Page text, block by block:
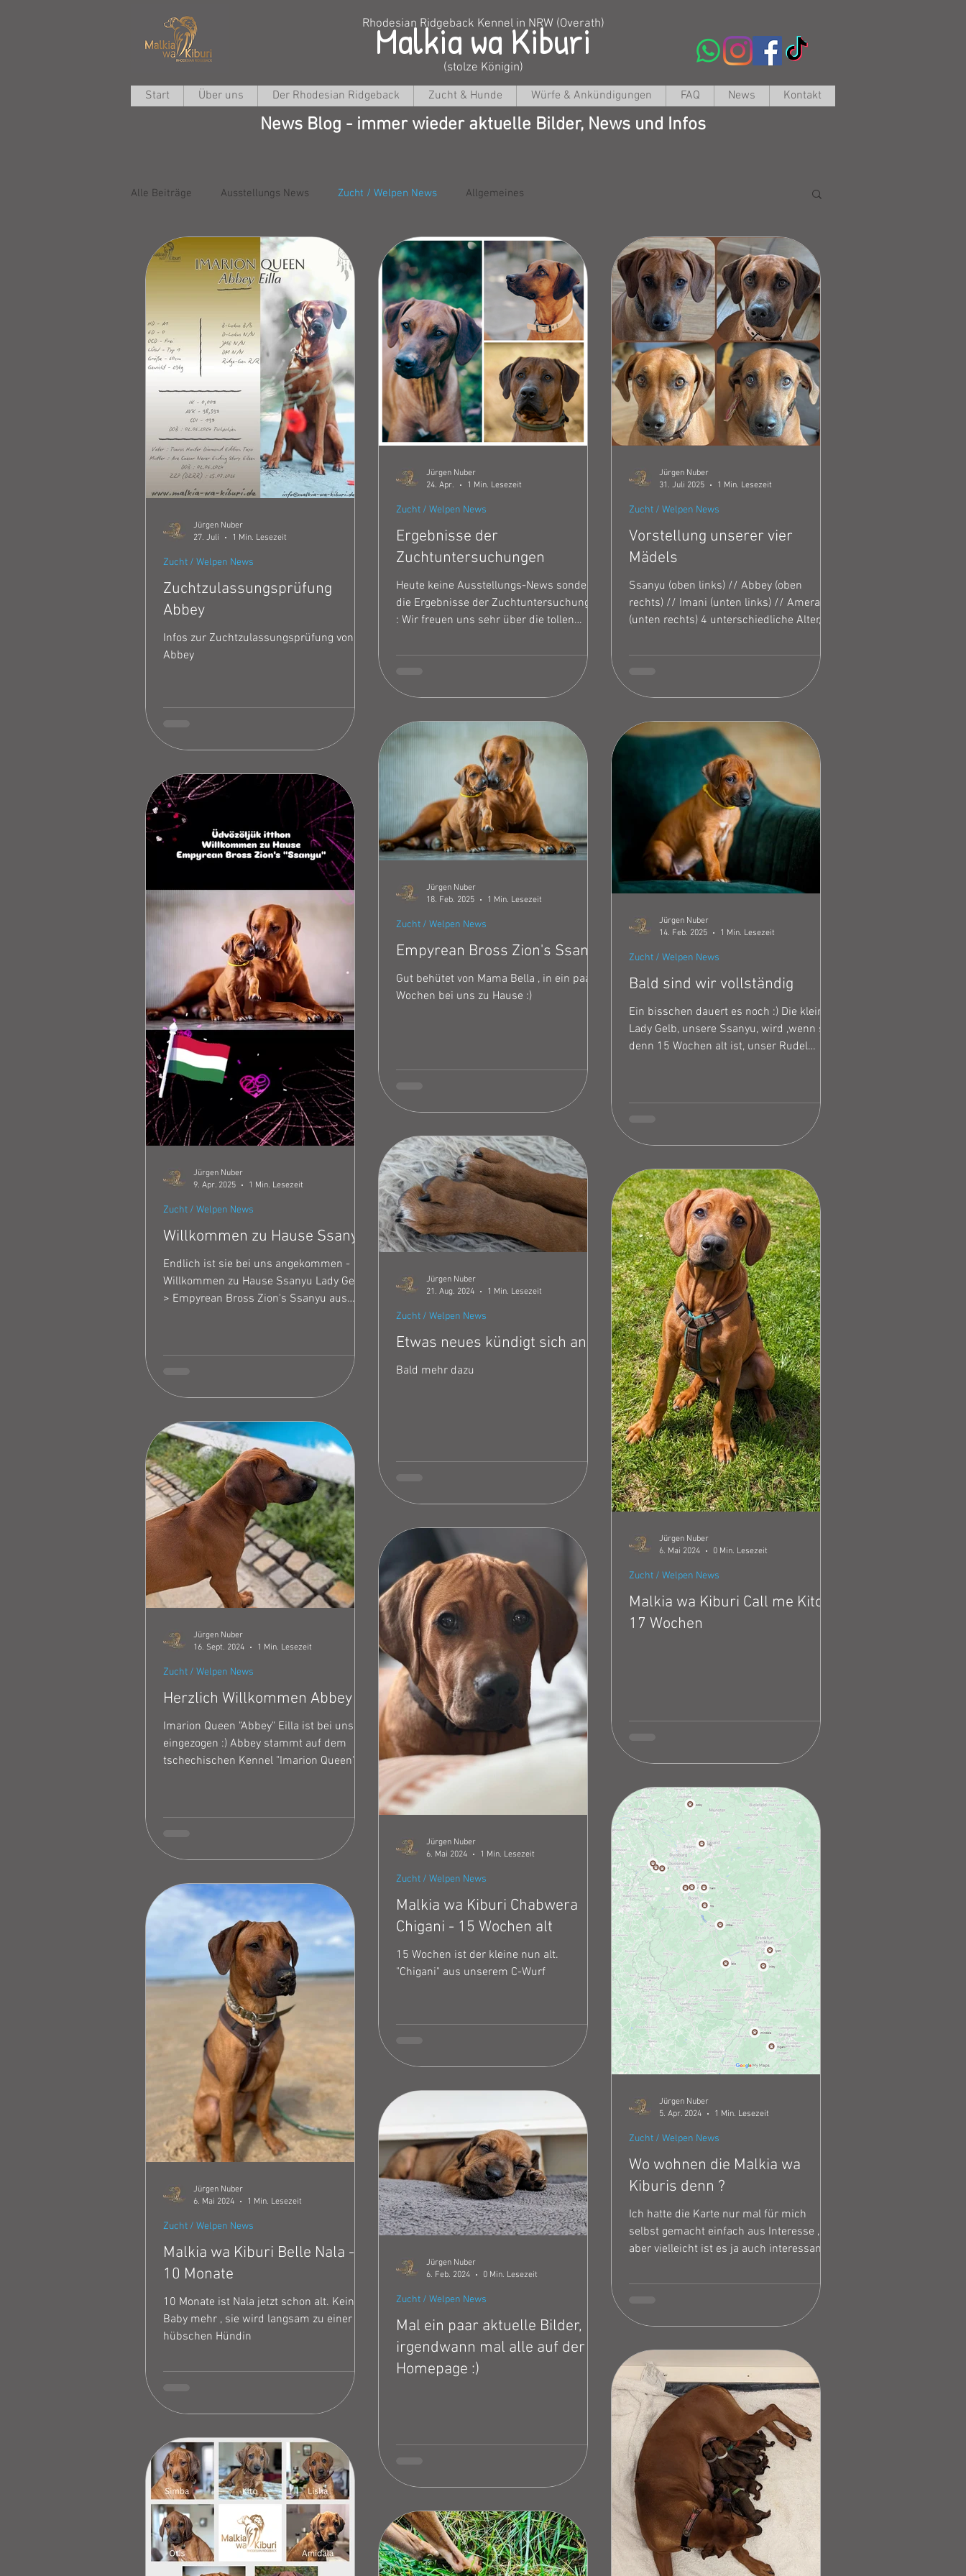
Rhodesian Ridgeback Kennel in NRW (Overath)
Malkia wa Kiburi
(stolze Königin)
Start
Über uns Der Rhodesian Ridgeback Zucht & Hunde Würfe & Ankündigungen FAQ News Kontakt
News Blog - immer wieder aktuelle Bilder, News und Infos
Alle Beiträge Ausstellungs News Zucht / Welpen News Allgemeines
Zuchtzulassungsprüfung
Abbey
Infos zur Zuchtzulassungsprüfung von
Abbey
Zucht / Welpen News
Jürgen Nuber
27. Juli
1 Min. Lesezeit
Ergebnisse der
Zuchtuntersuchungen
Heute keine Ausstellungs-News sondern
die Ergebnisse der Zuchtuntersuchungen
: Wir freuen uns sehr über die tollen
Kito (Besitzer Alina & Dennis) HD A1 ED 0
OCD Frei LÜW 0 Dilute N/N DM N/N JME
N/N --- Imarion Queen Abbey Eilla HD A1
JME N/N --- Empyrean Bross Zion's
Ssanyu HD A1 ED 0 OCD Frei LÜW 0 Dilute
N/N DM N/N JME N/N --- Next Stop :
Zuchtzulassungsprüfung
Zucht / Welpen News
Jürgen Nuber
24. Apr.
1 Min. Lesezeit
Vorstellung unserer vier
Mädels
Ssanyu (oben links) // Abbey (oben
rechts) // Imani (unten links) // Amera
(unten rechts) 4 unterschiedliche Alter, 4
7 Monate) , die jüngste der Truppe. Unser
aufmerksam , noch etwas ängstlich sieht
um zu berichten. Abbey (1 Jahr), auch sie
ist sehr aufmerksam, wenn Ssanyu etwas
gesehen hat ist Abbey die tschechische
Stoßtruppe. Direkt drauf zu ,egal was
Zucht / Welpen News
Jürgen Nuber
31. Juli 2025
1 Min. Lesezeit
Willkommen zu Hause Ssanyu
Endlich ist sie bei uns angekommen -
Willkommen zu Hause Ssanyu Lady Gelb -
> Empyrean Bross Zion's Ssanyu aus
schon seit unserem (gemeinsamen) B-
Wurf bei dem Zion so wie auch jetzt in
Virags eigenem Wurf , der Vater war. Wir
sind sehr gespannt auf Ihre Entwicklung.
Zucht / Welpen News
Jürgen Nuber
9. Apr. 2025
1 Min. Lesezeit
Empyrean Bross Zion's Ssanyu
Gut behütet von Mama Bella , in ein paar
Wochen bei uns zu Hause :)
Zucht / Welpen News
Jürgen Nuber
18. Feb. 2025
1 Min. Lesezeit
Bald sind wir vollständig
Ein bisschen dauert es noch :) Die kleine
Lady Gelb, unsere Ssanyu, wird ,wenn sie
denn 15 Wochen alt ist, unser Rudel
Zucht / Welpen News
Jürgen Nuber
14. Feb. 2025
1 Min. Lesezeit
Herzlich Willkommen Abbey
Imarion Queen "Abbey" Eilla ist bei uns
eingezogen :) Abbey stammt auf dem
tschechischen Kennel "Imarion Queen" ,
Zucht / Welpen News
Jürgen Nuber
16. Sept. 2024
1 Min. Lesezeit
Etwas neues kündigt sich an :D
Bald mehr dazu
Zucht / Welpen News
Jürgen Nuber
21. Aug. 2024
1 Min. Lesezeit
Malkia wa Kiburi Call me Kito -
17 Wochen
Zucht / Welpen News
Jürgen Nuber
6. Mai 2024
0 Min. Lesezeit
Malkia wa Kiburi Belle Nala -
10 Monate
10 Monate ist Nala jetzt schon alt. Kein
Baby mehr , sie wird langsam zu einer
hübschen Hündin
Zucht / Welpen News
Jürgen Nuber
6. Mai 2024
1 Min. Lesezeit
Malkia wa Kiburi Chabwera
Chigani - 15 Wochen alt
15 Wochen ist der kleine nun alt.
"Chigani" aus unserem C-Wurf
Zucht / Welpen News
Jürgen Nuber
6. Mai 2024
1 Min. Lesezeit
Wo wohnen die Malkia wa
Kiburis denn ?
Ich hatte die Karte nur mal für mich
selbst gemacht einfach aus Interesse ,
aber vielleicht ist es ja auch interessant
Zucht / Welpen News
Jürgen Nuber
5. Apr. 2024
1 Min. Lesezeit
Mal ein paar aktuelle Bilder,
irgendwann mal alle auf der
Homepage :)
Zucht / Welpen News
Jürgen Nuber
6. Feb. 2024
0 Min. Lesezeit